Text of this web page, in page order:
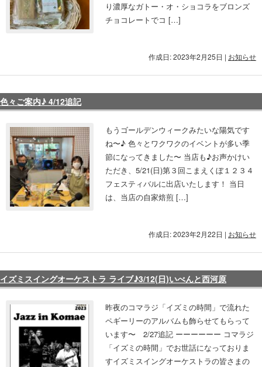
り濃厚なガトー・オ・ショコラをブロンズ
チョコレートでコ […]
作成日: 2023年2月25日 | お知らせ
色々ご案内♪ 4/12追記
もうゴールデンウィークみたいな陽気です
ね〜♪ 色々とワクワクのイベントが多い季
節になってきました〜 当店も♪お声かけい
ただき、5/21(日)第３回こまえくぼ１２３４
フェスティバルに出店いたします！ 当日
は、当店の自家焙煎 […]
作成日: 2023年2月22日 | お知らせ
イズミスイングオーケストラ ライブ♪3/12(日)いべんと西河原
昨夜のコマラジ「イズミの時間」で流れた
ペギーリーのアルバムも飾らせてもらって
います〜 2/27追記 ーーーーーー コマラジ
「イズミの時間」でお世話になっておりま
すイズミスイングオーケストラの皆さまの